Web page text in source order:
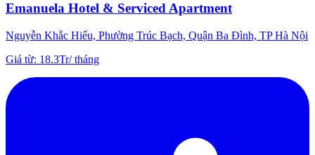
Emanuela Hotel & Serviced Apartment
Nguyễn Khắc Hiếu, Phường Trúc Bạch, Quận Ba Đình, TP Hà Nội
Giá từ: 18.3Tr/tháng